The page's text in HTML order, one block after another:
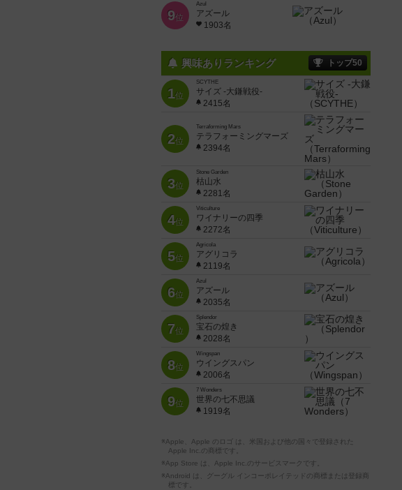
9位
Azul
アズール
1903名
興味ありランキング トップ50
1位
SCYTHE
サイズ -大鎌戦役-
2415名
2位
Terraforming Mars
テラフォーミングマーズ
2394名
3位
Stone Garden
枯山水
2281名
4位
Viticulture
ワイナリーの四季
2272名
5位
Agricola
アグリコラ
2119名
6位
Azul
アズール
2035名
7位
Splendor
宝石の煌き
2028名
8位
Wingspan
ウイングスパン
2006名
9位
7 Wonders
世界の七不思議
1919名
※Apple、Apple のロゴ は、米国および他の国々で登録された
Apple Inc.の商標です。
※App Store は、Apple Inc.のサービスマークです。
※Android は、グーグル インコーポレイテッドの商標または登録商
標です。